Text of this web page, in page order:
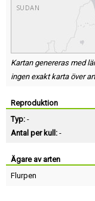
Kartan genereras med
ingen exakt karta över
Reproduktion
Typ: -
Antal per kull: -
Ägare av arten
Flurpen